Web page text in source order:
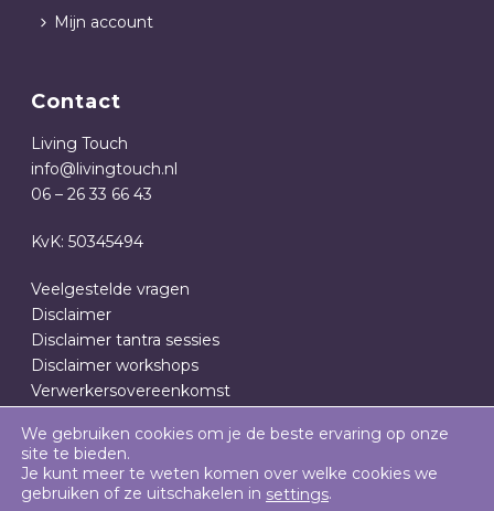
Mijn account
Contact
Living Touch
info@livingtouch.nl
06 – 26 33 66 43
KvK: 50345494
Veelgestelde vragen
Disclaimer
Disclaimer tantra sessies
Disclaimer workshops
Verwerkersovereenkomst
Algemene Voorwaarden
We gebruiken cookies om je de beste ervaring op onze
site te bieden.
Je kunt meer te weten komen over welke cookies we
gebruiken of ze uitschakelen in settings.